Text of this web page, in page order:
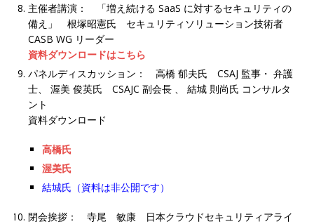
主催者講演： 「増え続ける SaaS に対するセキュリティの
備え」 根塚昭憲氏 セキュリティソリューション技術者
CASB WG リーダー
資料ダウンロードはこちら
パネルディスカッション： 高橋 郁夫氏 CSAJ 監事・ 弁護
士、 渥美 俊英氏 CSAJC 副会長 、 結城 則尚氏 コンサルタ
ント
資料ダウンロード
高橋氏
渥美氏
結城氏（資料は非公開です）
閉会挨拶： 寺尾 敏康 日本クラウドセキュリティアライ